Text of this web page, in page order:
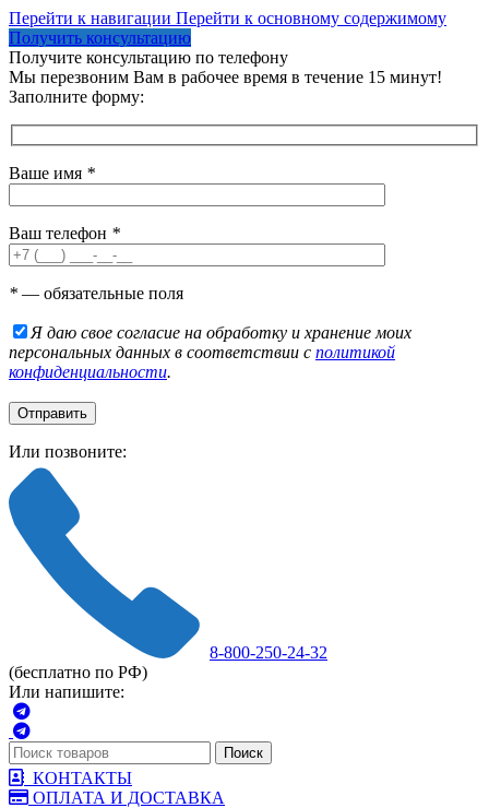
Перейти к навигации Перейти к основному содержимому
Получить консультацию
Получите консультацию по телефону
Мы перезвоним Вам в рабочее время в течение 15 минут!
Заполните форму:
Ваше имя *
Ваш телефон *
* — обязательные поля
Я даю свое согласие на обработку и хранение моих
персональных данных в соответствии с политикой
конфиденциальности.
Или позвоните:
8-800-250-24-32
(бесплатно по РФ)
Или напишите:
Поиск
КОНТАКТЫ
ОПЛАТА И ДОСТАВКА